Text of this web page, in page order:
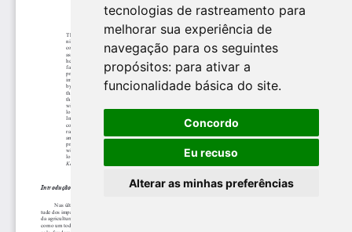
tecnologias de rastreamento para
melhorar sua experiência de
navegação para os seguintes
propósitos: para ativar a
funcionalidade básica do site.
Concordo
Eu recuso
Alterar as minhas preferências